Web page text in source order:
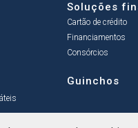
Soluções
Cartão de crédito
Financiamentos
Consórcios
Guinchos